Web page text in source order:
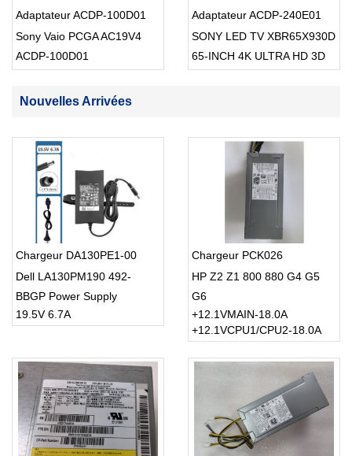
Adaptateur ACDP-100D01
Sony Vaio PCGA AC19V4
ACDP-100D01
Adaptateur ACDP-240E01
SONY LED TV XBR65X930D
65-INCH 4K ULTRA HD 3D
Nouvelles Arrivées
Chargeur DA130PE1-00
Dell LA130PM190 492-
BBGP Power Supply
Charger
19.5V 6.7A
Chargeur PCK026
HP Z2 Z1 800 880 G4 G5
G6
+12.1VMAIN-18.0A
+12.1VCPU1/CPU2-18.0A